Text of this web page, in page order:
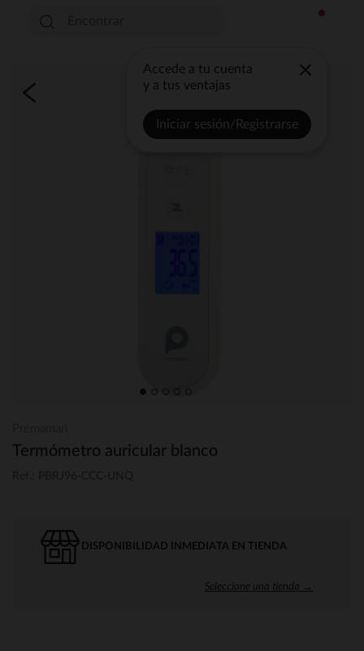
Accede a tu cuenta
y a tus ventajas
Iniciar sesión/Registrarse
Termómetro auricular blanco
DISPONIBILIDAD INMEDIATA EN TIENDA
Seleccione una tienda →